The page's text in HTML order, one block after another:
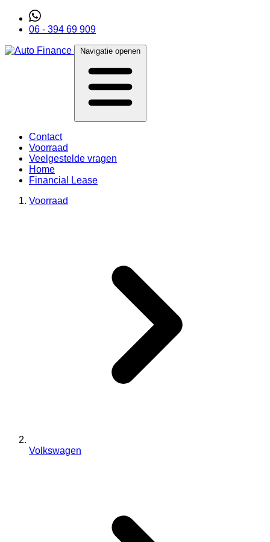
06 - 394 69 909
Navigatie openen
Contact
Voorraad
Veelgestelde vragen
Home
Financial Lease
Voorraad
Volkswagen